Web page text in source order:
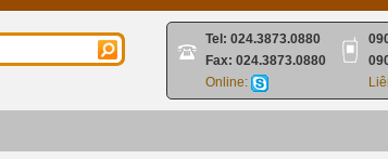
Tel: 024.3873.0880
Fax: 024.3873.0880
Online: